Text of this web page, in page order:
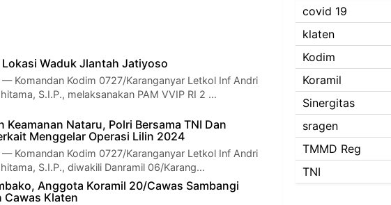
Waduk Jlantah Jatiyoso
— Komandan Kodim 0727/Karanganyar Letkol Inf Andri
S.I.P., melaksanakan PAM VVIP RI 2 …
Keamanan Nataru, Polri Bersama TNI Dan
Menggelar Operasi Lilin 2024
— Komandan Kodim 0727/Karanganyar Letkol Inf Andri
S.I.P., diwakili Danramil 06/Karang…
Anggota Koramil 20/Cawas Sambangi
Cawas Klaten
covid 19
klaten
Kodim
Koramil
Sinergitas
sragen
TMMD Reg
TNI